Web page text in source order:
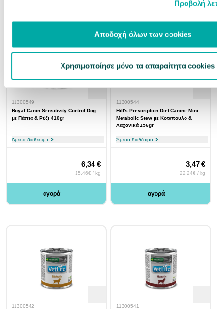
Προβολή
Αποδοχή όλων των cookies
Χρησιμοποίησε μόνο τα απαραίτητα cookies
11300549
Royal Canin Sensitivity Control Dog
με Πάπια & Ρύζι 410gr
Άμεσα διαθέσιμο
6,34 €
15.46€ / kg
αγορά
11300544
Hill's Prescription Diet Canine Mini
Metabolic Stew με Κοτόπουλο &
Λαχανικά 156gr
Άμεσα διαθέσιμο
3,47 €
22.24€ / kg
αγορά
11300542
11300541